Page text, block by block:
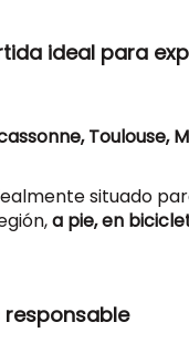
ideal para
Toulouse,
situado
a pie, en
responsable